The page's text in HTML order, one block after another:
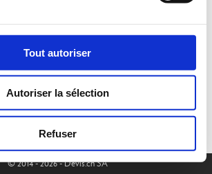
Tout autoriser
Autoriser la sélection
Refuser
© 2014 - 2026 - Devis.ch SA